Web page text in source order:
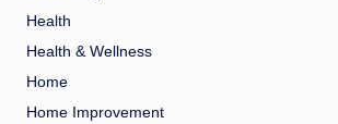
Health
Health & Wellness
Home
Home Improvement